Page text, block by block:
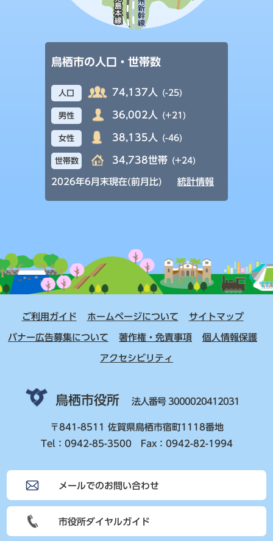
鳥栖市の人口・世帯数
人口 74,137人 (-25)
男性 36,002人 (+21)
女性 38,135人 (-46)
世帯数 34,738世帯 (+24)
2026年6月末現在(前月比) 統計情報
ご利用ガイド ホームページについて サイトマップ
バナー広告募集について 著作権・免責事項 個人情報保護
アクセシビリティ
鳥栖市役所 法人番号 3000020412031
〒841-8511 佐賀県鳥栖市宿町1118番地
Tel：0942-85-3500 Fax：0942-82-1994
メールでのお問い合わせ
市役所ダイヤルガイド